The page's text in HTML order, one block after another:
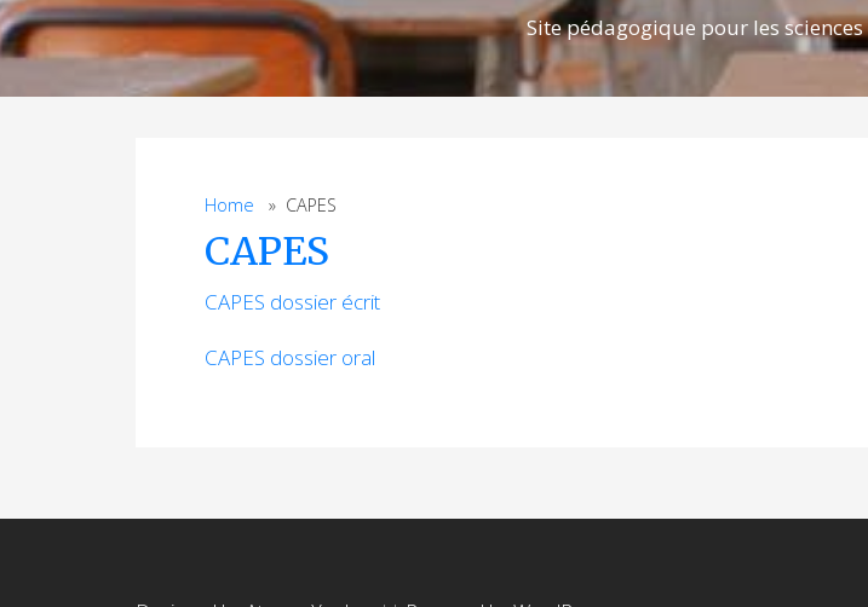
Site pédagogique pour les
Home » CAPES
CAPES
CAPES dossier écrit
CAPES dossier oral